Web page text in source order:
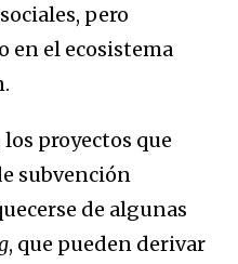
pero
en el ecosistema
proyectos que
subvención
de algunas
, que pueden derivar